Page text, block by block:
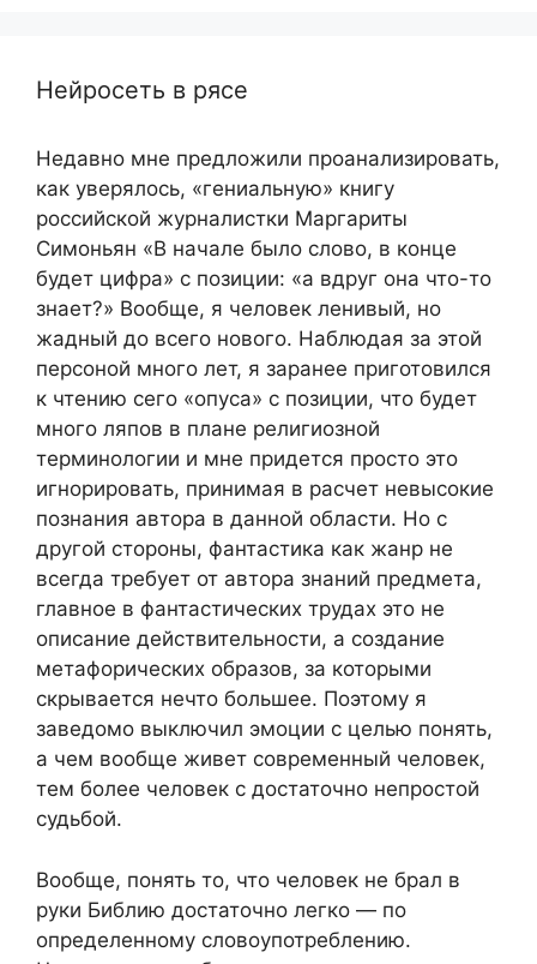
Нейросеть в рясе
Недавно мне предложили проанализировать,
как уверялось, «гениальную» книгу
российской журналистки Маргариты
Симоньян «В начале было слово, в конце
будет цифра» с позиции: «а вдруг она что-то
знает?» Вообще, я человек ленивый, но
жадный до всего нового. Наблюдая за этой
персоной много лет, я заранее приготовился
к чтению сего «опуса» с позиции, что будет
много ляпов в плане религиозной
терминологии и мне придется просто это
игнорировать, принимая в расчет невысокие
познания автора в данной области. Но с
другой стороны, фантастика как жанр не
всегда требует от автора знаний предмета,
главное в фантастических трудах это не
описание действительности, а создание
метафорических образов, за которыми
скрывается нечто большее. Поэтому я
заведомо выключил эмоции с целью понять,
а чем вообще живет современный человек,
тем более человек с достаточно непростой
судьбой.
Вообще, понять то, что человек не брал в
руки Библию достаточно легко — по
определенному словоупотреблению.